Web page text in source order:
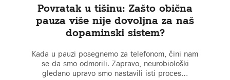
Povratak u tišinu: Zašto obična
pauza više nije dovoljna za naš
dopaminski sistem?
Kada u pauzi posegnemo za telefonom, čini nam
se da smo odmorili. Zapravo, neurobiološki
gledano upravo smo nastavili isti proces…